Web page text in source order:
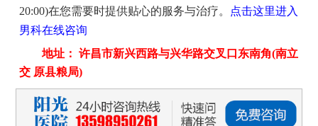
20:00)在您需要时提供贴心的服务与治疗。
点击这里进入
男科在线咨询
地址： 许昌市新兴西路与兴华路交叉口东南角(南立
交 原县粮局)